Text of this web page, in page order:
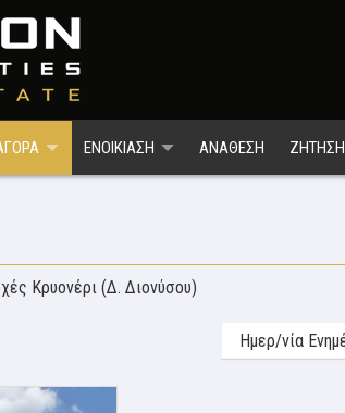
ΕΝΟΙΚΙΑΣΗ ΑΝΑΘΕΣΗ ΖΗΤΗΣΗ
Κρυονέρι (Δ. Διονύσου)